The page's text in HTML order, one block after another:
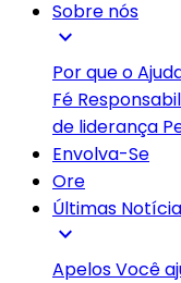
Sobre nós
expand_more
Por que o
Fé
de liderança
Envolva-Se
Ore
Últimas
expand_more
ApelosVocê